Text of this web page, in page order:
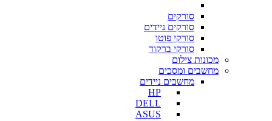
סורקים
סורקים ניידים
סורקי פוטו
סורקי ברקוד
מכונות צילום
מחשבים ומסכים
מחשבים ניידים
HP
DELL
ASUS